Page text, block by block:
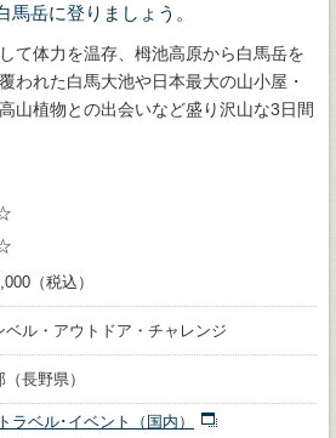
岳に登りましょう。
て体力を温存、栂池高原から白馬岳を
われた白馬大池や日本最大の山小屋・
山植物との出会いなど盛り沢山な3日間
（税込）
ベル・アウトドア・チャレンジ
（長野県）
トラベル･イベント（国内）